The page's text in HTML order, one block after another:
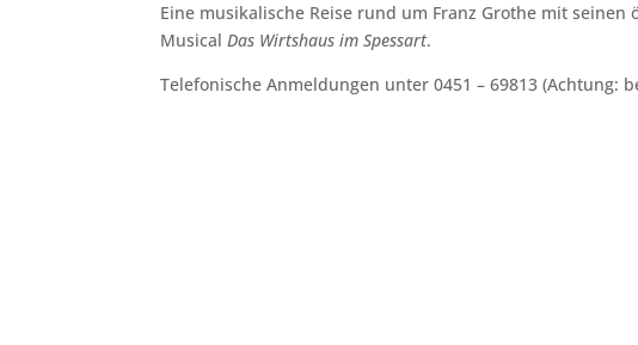
Eine musikalische Reise rund um Franz Grothe mit
MusicalDas Wirtshaus im Spessart.
Telefonische Anmeldungen unter 0451 – 69813 (Achtung: